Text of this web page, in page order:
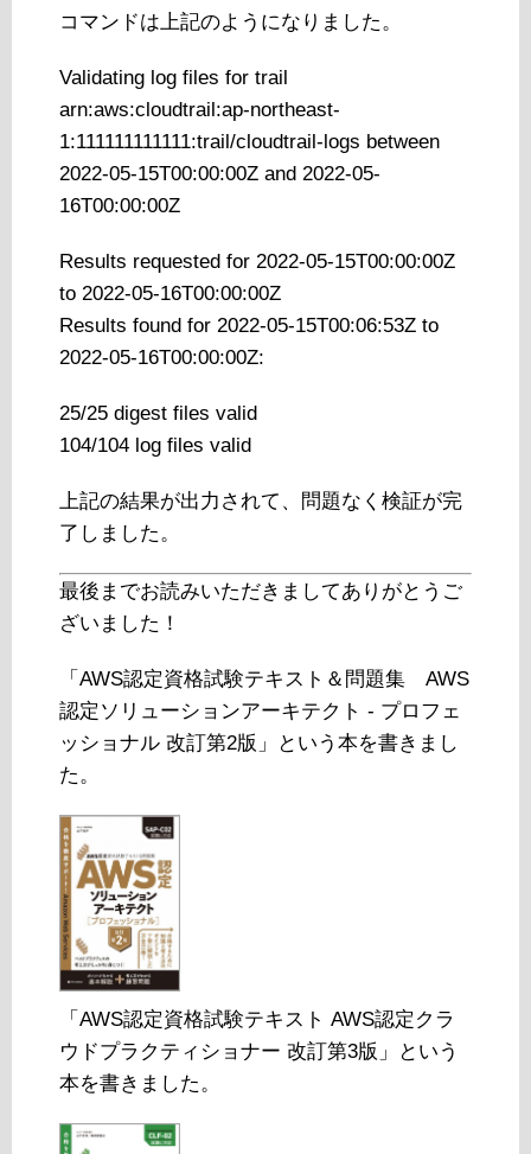
コマンドは上記のようになりました。
Validating log files for trail
arn:aws:cloudtrail:ap-northeast-
1:111111111111:trail/cloudtrail-logs between
2022-05-15T00:00:00Z and 2022-05-
16T00:00:00Z
Results requested for 2022-05-15T00:00:00Z
to 2022-05-16T00:00:00Z
Results found for 2022-05-15T00:06:53Z to
2022-05-16T00:00:00Z:
25/25 digest files valid
104/104 log files valid
上記の結果が出力されて、問題なく検証が完
了しました。
最後までお読みいただきましてありがとうご
ざいました！
「AWS認定資格試験テキスト＆問題集 AWS
認定ソリューションアーキテクト - プロフェ
ッショナル 改訂第2版」という本を書きまし
た。
「AWS認定資格試験テキスト AWS認定クラ
ウドプラクティショナー 改訂第3版」という
本を書きました。